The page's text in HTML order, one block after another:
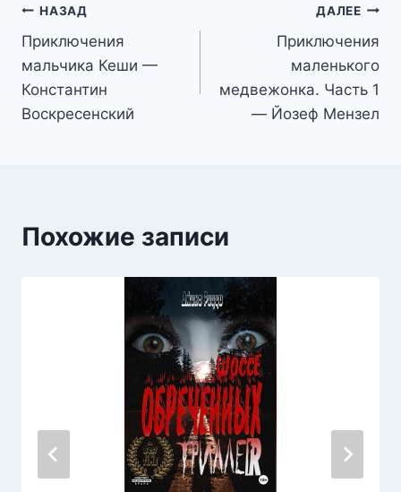
Навигация
по
записям
НАЗАД
Приключения
мальчика Кеши —
Константин
Воскресенский
ДАЛЕЕ
Приключения
маленького
медвежонка. Часть 1
— Йозеф Мензел
Похожие записи